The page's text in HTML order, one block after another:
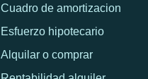
Cuadro de amortizacion
Esfuerzo hipotecario
Alquilar o comprar